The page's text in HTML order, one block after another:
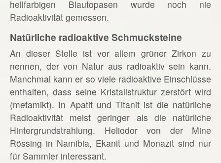
hellfarbigen Blautopasen wurde noch nie
Radioaktivität gemessen.
Natürliche radioaktive Schmucksteine
An dieser Stelle ist vor allem grüner Zirkon zu
nennen, der von Natur aus radioaktiv sein kann.
Manchmal kann er so viele radioaktive Einschlüsse
enthalten, dass seine Kristallstruktur zerstört wird
(metamikt). In Apatit und Titanit ist die natürliche
Radioaktivität meist geringer als die natürliche
Hintergrundstrahlung. Heliodor von der Mine
Rössing in Namibia, Ekanit und Monazit sind nur
für Sammler interessant.